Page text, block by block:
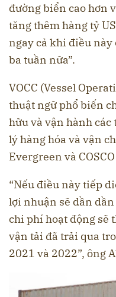
đường biển cao hơn
tăng thêm hàng tỷ
ngay cả khi điều
ba tuần nữa”.
VOCC (Vessel
thuật ngữ phổ biến
hữu và vận hành
lý hàng hóa và vận
Evergreen và
“Nếu điều này tiếp
lợi nhuận sẽ dần
chi phí hoạt động sẽ
vận tải đã trải qua
2021 và 2022”, ông